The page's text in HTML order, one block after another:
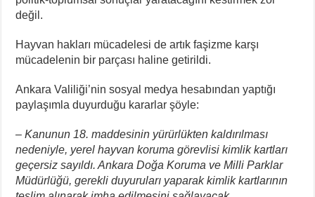
değil.
Hayvan hakları mücadelesi de artık faşizme karşı
mücadelenin bir parçası haline getirildi.
Ankara Valiliği’nin sosyal medya hesabından yaptığı
paylaşımla duyurduğu kararlar şöyle:
– Kanunun 18. maddesinin yürürlükten kaldırılması
nedeniyle, yerel hayvan koruma görevlisi kimlik kartları
geçersiz sayıldı. Ankara Doğa Koruma ve Milli Parklar
Müdürlüğü, gerekli duyuruları yaparak kimlik kartlarının